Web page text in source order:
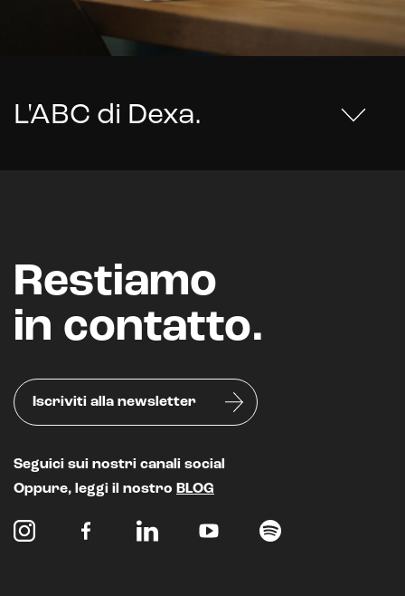
L'ABC di Dexa.
Restiamo
in contatto.
Iscriviti alla newsletter
Seguici sui nostri canali social
Oppure, leggi il nostro BLOG